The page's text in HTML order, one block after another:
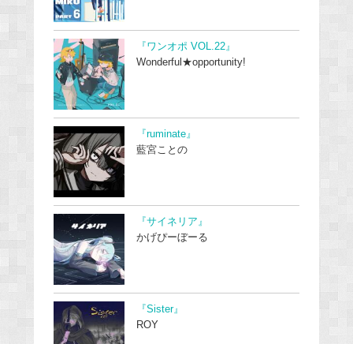
『ワンオポ VOL.22』
Wonderful★opportunity!
『ruminate』
藍宮ことの
『サイネリア』
かげぴーぼーる
『Sister』
ROY